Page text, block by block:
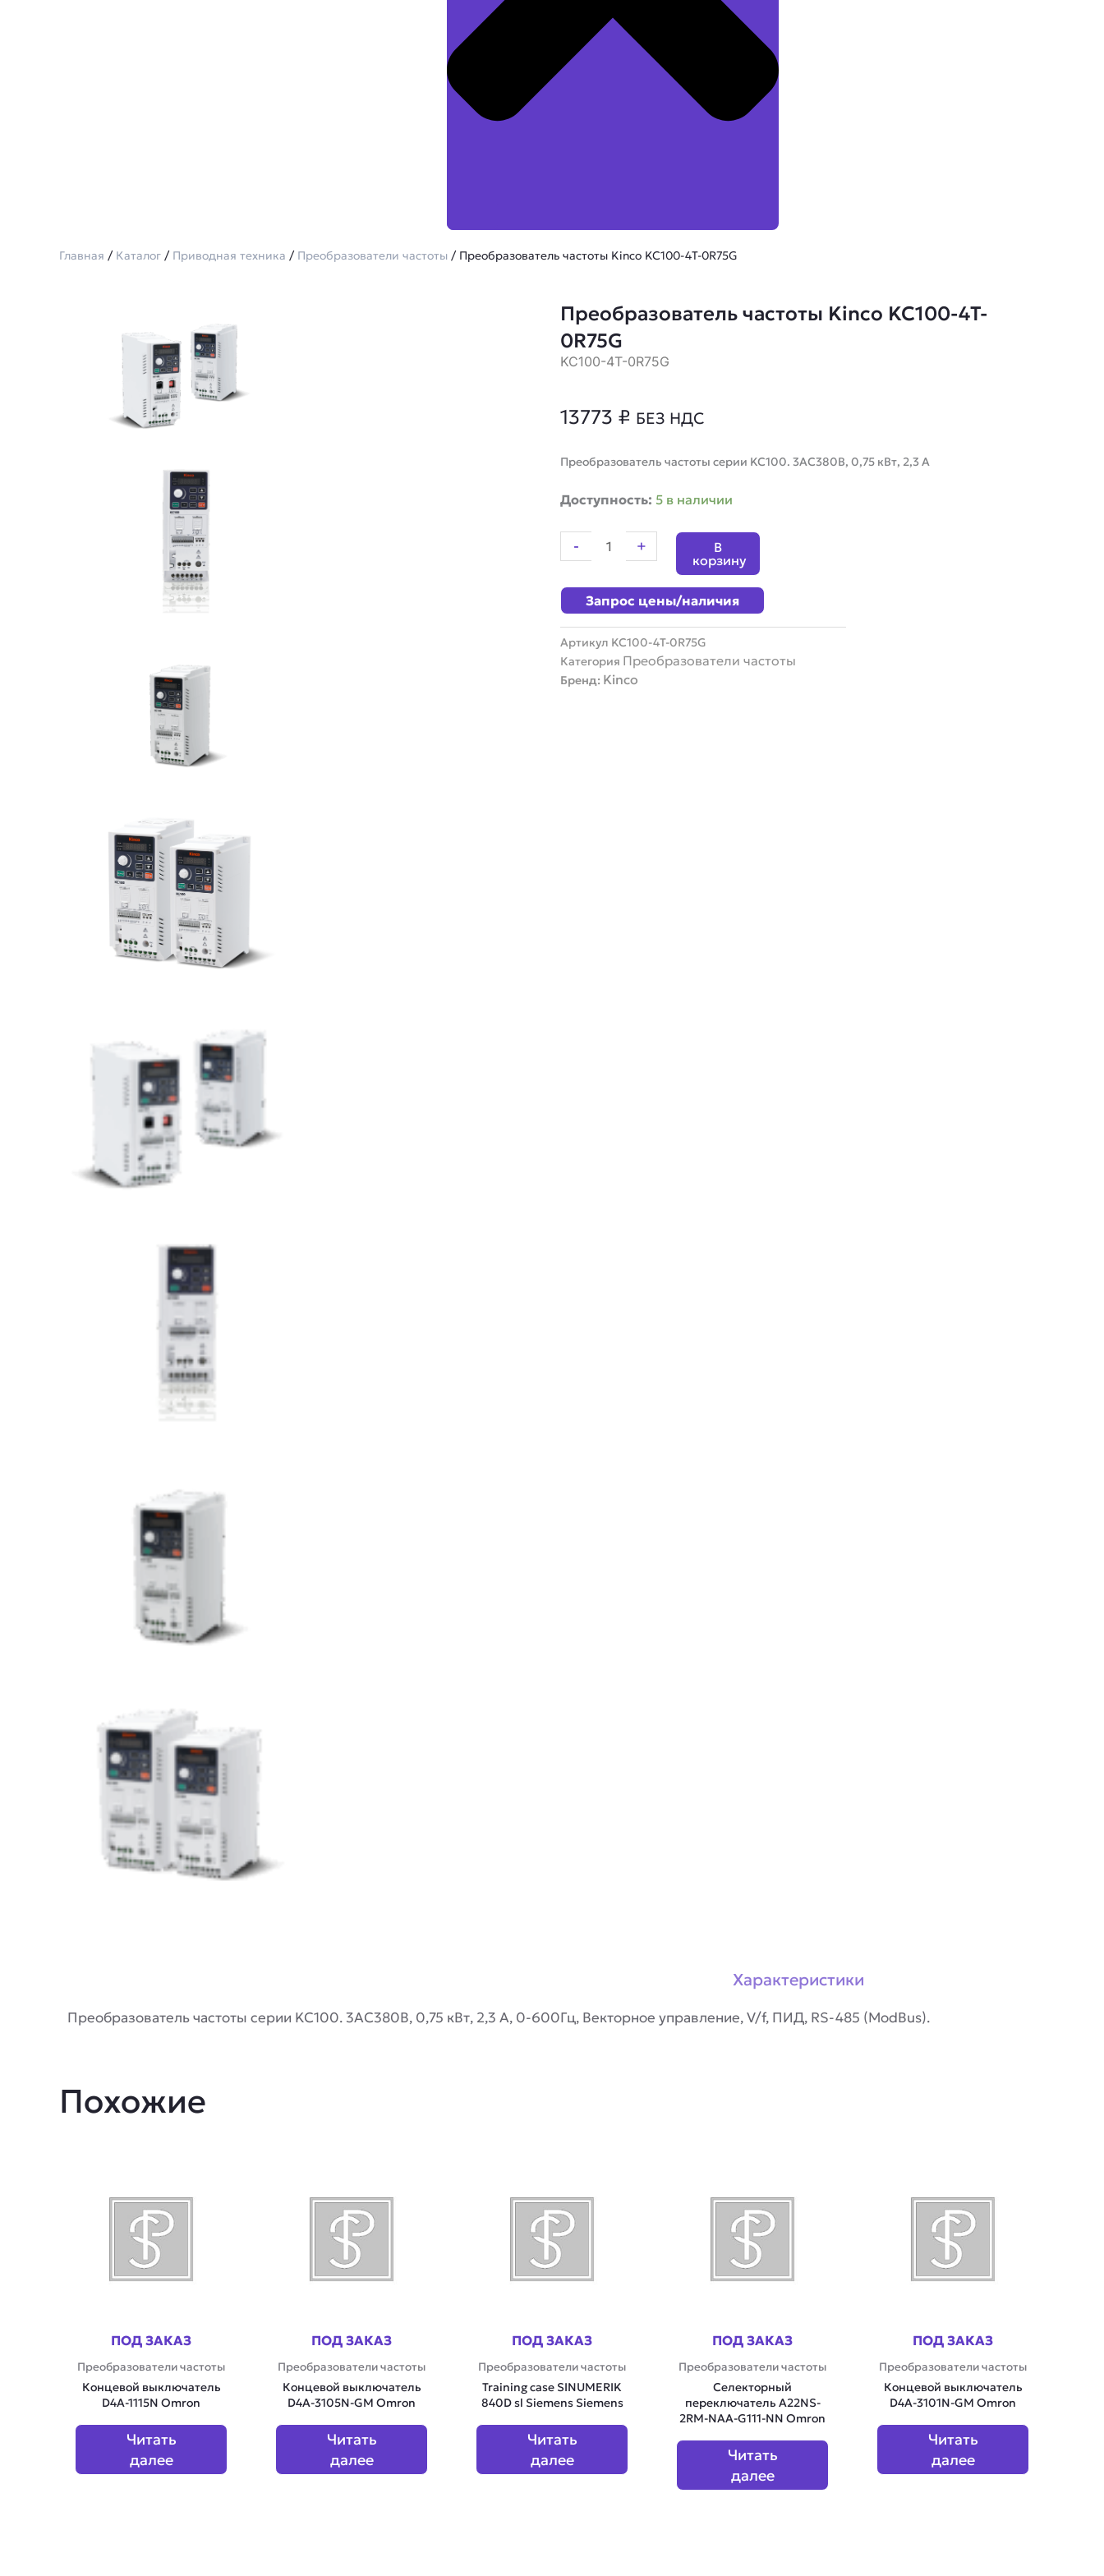
Главная / Каталог / Приводная техника / Преобразователи частоты / Преобразователь частоты Kinco KC100-4T-0R75G
Преобразователь частоты Kinco KC100-4T-
0R75G
KC100-4T-0R75G
13773 ₽ БЕЗ НДС
Преобразователь частоты серии KC100. 3AC380В, 0,75 кВт, 2,3 А
Доступность: 5 в наличии
-
Количество
Преобразователь
частоты
KC100-
4T-
0R75G
+
В
корзину
Запрос цены/наличия
Артикул KC100-4T-0R75G
Категория Преобразователи частоты
Бренд: Kinco
Характеристики
Преобразователь частоты серии KC100. 3AC380В, 0,75 кВт, 2,3 А, 0-600Гц, Векторное управление, V/f, ПИД, RS-485 (ModBus).
Похожие
ПОД ЗАКАЗ
Преобразователи частоты
Концевой выключатель
D4A-1115N Omron
Читать
далее
ПОД ЗАКАЗ
Преобразователи частоты
Концевой выключатель
D4A-3105N-GM Omron
Читать
далее
ПОД ЗАКАЗ
Преобразователи частоты
Training case SINUMERIK
840D sl Siemens Siemens
Читать
далее
ПОД ЗАКАЗ
Преобразователи частоты
Селекторный
переключатель A22NS-
2RM-NAA-G111-NN Omron
Читать
далее
ПОД ЗАКАЗ
Преобразователи частоты
Концевой выключатель
D4A-3101N-GM Omron
Читать
далее